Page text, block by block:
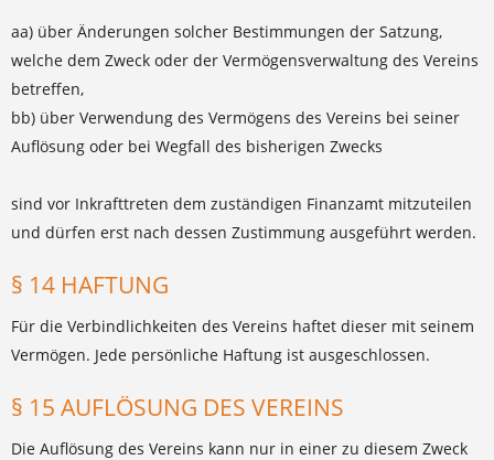
aa) über Änderungen solcher Bestimmungen der Satzung,
welche dem Zweck oder der Vermögensverwaltung des Vereins
betreffen,
bb) über Verwendung des Vermögens des Vereins bei seiner
Auflösung oder bei Wegfall des bisherigen Zwecks
sind vor Inkrafttreten dem zuständigen Finanzamt mitzuteilen
und dürfen erst nach dessen Zustimmung ausgeführt werden.
§ 14 HAFTUNG
Für die Verbindlichkeiten des Vereins haftet dieser mit seinem
Vermögen. Jede persönliche Haftung ist ausgeschlossen.
§ 15 AUFLÖSUNG DES VEREINS
Die Auflösung des Vereins kann nur in einer zu diesem Zweck